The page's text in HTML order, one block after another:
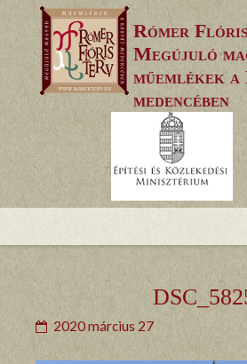
to
content
Rómer
Megújuló
műemlékek
medencében
2020 március 27